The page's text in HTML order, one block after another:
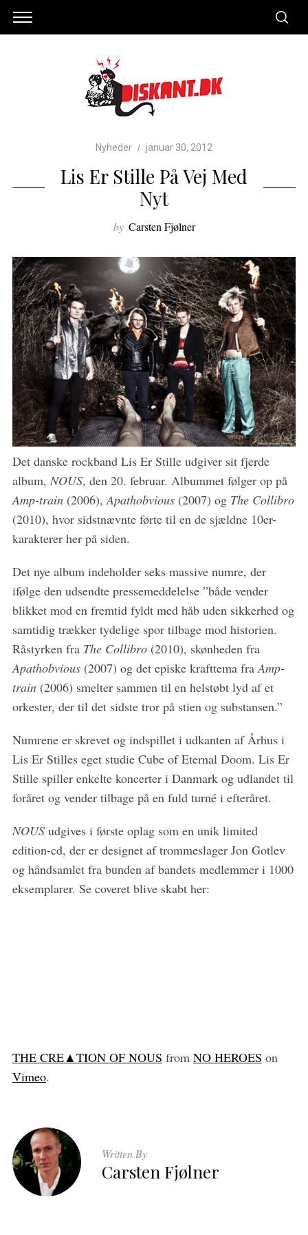
Nyheder januar 30, 2012
Lis Er Stille På Vej Med
Nyt
by Carsten Fjølner
Det danske rockband Lis Er Stille udgiver sit fjerde
album, NOUS, den 20. februar. Albummet følger op på
Amp-train(2006),Apathobvious (2007) og The Collibro
(2010), hvor sidstnævnte førte til en de sjældne 10er-
karakterer her på siden.
Det nye album indeholder seks massive numre, der
ifølge den udsendte pressemeddelelse ”både vender
blikket mod en fremtid fyldt med håb uden sikkerhed og
samtidig trækker tydelige spor tilbage mod historien.
Råstyrken fra The Collibro (2010), skønheden fra
Apathobvious (2007) og det episke krafttema fraAmp-
train(2006) smelter sammen til en helstøbt lyd af et
orkester, der til det sidste tror på stien og substansen.”
Numrene er skrevet og indspillet i udkanten af Århus i
Lis Er Stilles eget studie Cube of Eternal Doom. Lis Er
Stille spiller enkelte koncerter i Danmark og udlandet til
foråret og vender tilbage på en fuld turné i efteråret.
NOUS udgives i første oplag som en unik limited
edition-cd, der er designet af trommeslager Jon Gotlev
og håndsamlet fra bunden af bandets medlemmer i 1000
eksemplarer. Se coveret blive skabt her:
THE CRE▲TION OF NOUS from NO HEROES on
Vimeo.
Written By
Carsten Fjølner
S
a
r
c
h
f
o
r
: